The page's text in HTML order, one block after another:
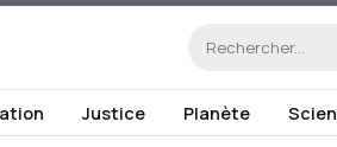
Justice Planète